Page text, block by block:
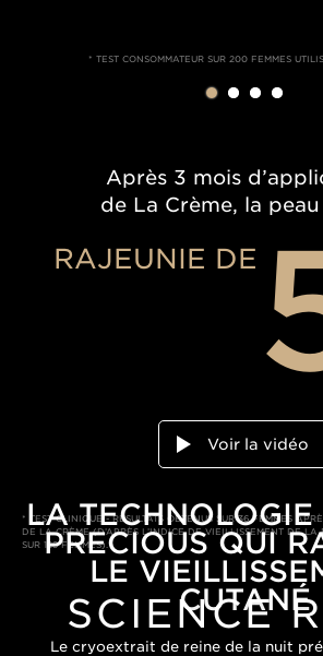
* TEST CONSOMMATEUR SUR 200 FEMMES
Après 3 mois
de La Crème, la
RAJEUNIE DE
Voir la vidéo
* TEST CLINIQUE - RÉSULTATS OBTENUS SUR 36 FEMMES
DE LA CRÈME (D’APRÈS L’INDICE DE VIEILLISSEMENT DE
SUR 129 FEMMES).
SCIENCE
LA TECHNOLOGIE
PRECIOUS QUI
LE
CUTANÉ
Le cryoextrait de reine de la nuit